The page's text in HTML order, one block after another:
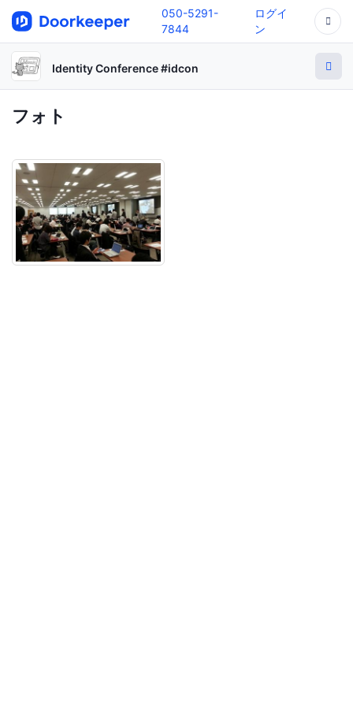
050-5291-
7844
ログイ
ン
Identity Conference #idcon
フォト